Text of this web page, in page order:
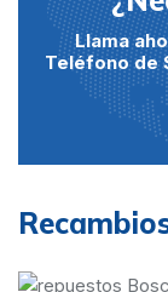
Llama
Teléfono de